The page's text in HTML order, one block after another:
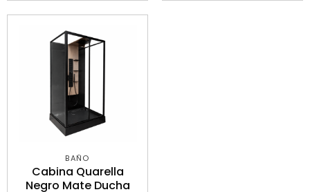
BAÑO
Cabina Quarella
Negro Mate Ducha